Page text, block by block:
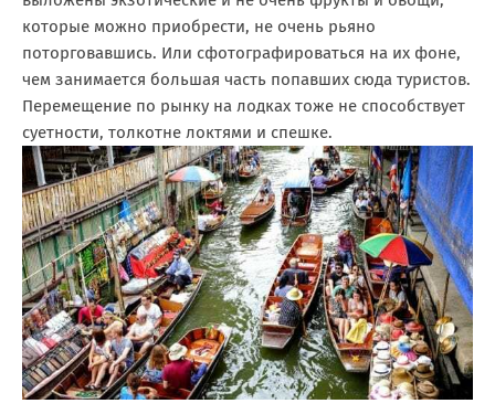
которые можно приобрести, не очень рьяно
поторговавшись. Или сфотографироваться на их фоне,
чем занимается большая часть попавших сюда туристов.
Перемещение по рынку на лодках тоже не способствует
суетности, толкотне локтями и спешке.